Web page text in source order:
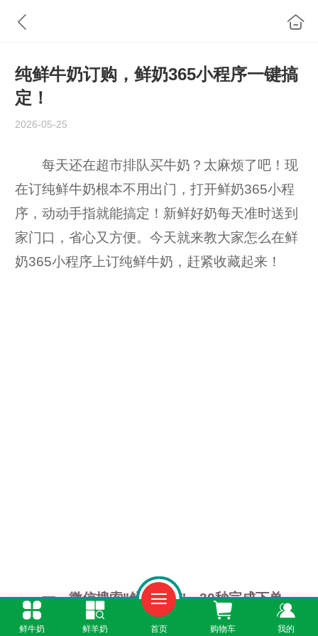
纯鲜牛奶订购，鲜奶365小程序一键搞
定！
2026-05-25
每天还在超市排队买牛奶？太麻烦了吧！现
在订纯鲜牛奶根本不用出门，打开鲜奶365小程
序，动动手指就能搞定！新鲜好奶每天准时送到
家门口，省心又方便。今天就来教大家怎么在鲜
奶365小程序上订纯鲜牛奶，赶紧收藏起来！
一、微信搜索"鲜奶365"，30秒完成下单
鲜牛奶 鲜羊奶 首页 购物车 我的